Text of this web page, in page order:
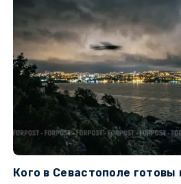
Кого в Севастополе готовы